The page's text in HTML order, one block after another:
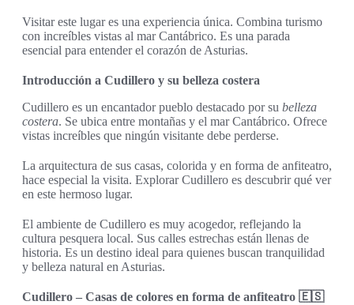
Visitar este lugar es una experiencia única. Combina turismo
con increíbles vistas al mar Cantábrico. Es una parada
esencial para entender el corazón de Asturias.
Introducción a Cudillero y su belleza costera
Cudillero es un encantador pueblo destacado por su belleza
costera. Se ubica entre montañas y el mar Cantábrico. Ofrece
vistas increíbles que ningún visitante debe perderse.
La arquitectura de sus casas, colorida y en forma de anfiteatro,
hace especial la visita. Explorar Cudillero es descubrir qué ver
en este hermoso lugar.
El ambiente de Cudillero es muy acogedor, reflejando la
cultura pesquera local. Sus calles estrechas están llenas de
historia. Es un destino ideal para quienes buscan tranquilidad
y belleza natural en Asturias.
Cudillero – Casas de colores en forma de anfiteatro 🇪🇸